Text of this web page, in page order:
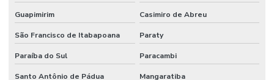
Guapimirim Casimiro de Abreu
São Francisco de Itabapoana Paraty
Paraíba do Sul Paracambi
Santo Antônio de Pádua Mangaratiba